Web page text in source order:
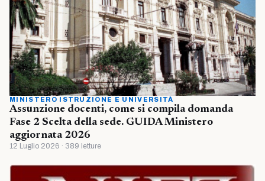
MINISTERO ISTRUZIONE E UNIVERSITÀ
Assunzione docenti, come si compila domanda
Fase 2 Scelta della sede. GUIDA Ministero
aggiornata 2026
12 Luglio 2026 · 389 letture